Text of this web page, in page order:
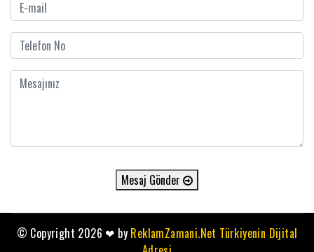
Mesaj Gönder
© Copyright 2026 ❤ by ReklamZamani.Net Türkiyenin Dijital